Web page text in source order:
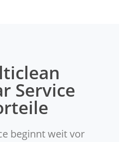
Service
beginnt weit vor